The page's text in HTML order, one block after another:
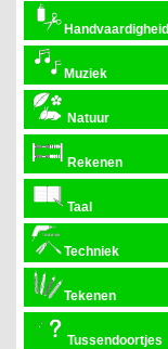
Handvaardigheid
Muziek
Natuur
Rekenen
Taal
Techniek
Tekenen
Tussendoortjes